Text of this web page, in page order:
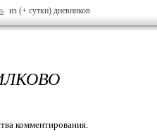
из (+ сутки) дневников
комментирования.